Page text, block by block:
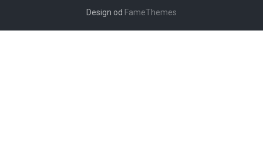
Design od FameThemes